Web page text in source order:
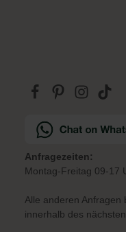
Anfragezeiten:
Montag-Freitag 09-17
Alle anderen Anfragen
innerhalb des